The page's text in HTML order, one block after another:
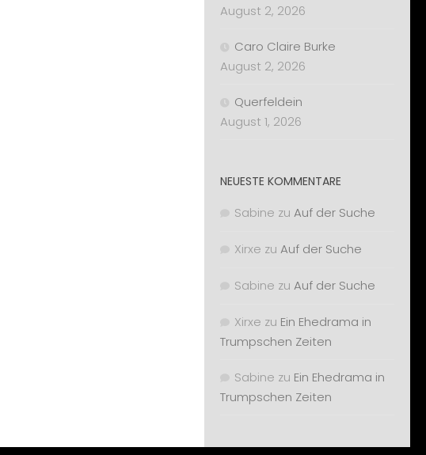
August 2, 2026
Caro Claire Burke
August 2, 2026
Querfeldein
August 1, 2026
NEUESTE KOMMENTARE
Sabine zu Auf der Suche
Xirxe zu Auf der Suche
Sabine zu Auf der Suche
Xirxe zu Ein Ehedrama in
Trumpschen Zeiten
Sabine zu Ein Ehedrama in
Trumpschen Zeiten